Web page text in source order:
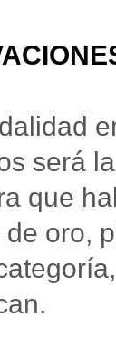
será
que
oro,